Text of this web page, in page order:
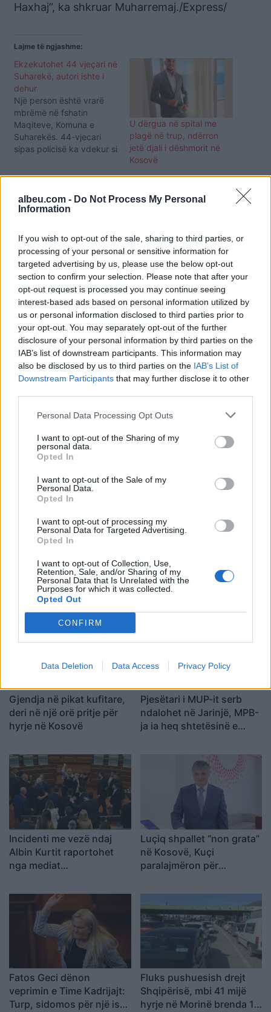
albeu.com - Do Not Process My Personal
Information
If you wish to opt-out of the sale, sharing to third parties, or
processing of your personal or sensitive information for
targeted advertising by us, please use the below opt-out
section to confirm your selection. Please note that after your
opt-out request is processed you may continue seeing
interest-based ads based on personal information utilized by
us or personal information disclosed to third parties prior to
your opt-out. You may separately opt-out of the further
disclosure of your personal information by third parties on the
IAB’s list of downstream participants. This information may
also be disclosed by us to third parties on the IAB’s List of
Downstream Participants that may further disclose it to other
Personal Data Processing Opt Outs
I want to opt-out of the Sharing of my
personal data.
Opted In
I want to opt-out of the Sale of my
Personal Data.
Opted In
I want to opt-out of processing my
Personal Data for Targeted Advertising.
Opted In
I want to opt-out of Collection, Use,
Retention, Sale, and/or Sharing of my
Personal Data that Is Unrelated with the
Purposes for which it was collected.
Opted Out
CONFIRM
Data Deletion Data Access Privacy Policy
Haxhaj”, ka shkruar Muharremaj./Express/
Lajme të ngjashme:
Ekzekutohet 44 vjeçari në
Suharekë, autori ishte i
dehur
Një person është vrarë
mbrëmë në fshatin
Maqiteve, Komuna e
Suharekës. 44-vjecari
sipas policisë ka vdekur si
nga një armë zjarri. Me
orës 21:53 min., policia ka
pranuar një informacion
armë zjarri në fshatin
Maqiteve,…
U dërgua në spital me
plagë në trup, ndërron
jetë djali i dëshmorit në
Kosovë
Po bënte manovra me
armën e babait polic,
vdes 19-vjeçari në
Kosovë
Shtuarmë3.05.2022 09:48
suhareke
, vrasjet ne kosove
Gjendja në pikat kufitare,
deri në një orë pritje për
hyrje në Kosovë
Pjesëtari i MUP-it serb
ndalohet në Jarinjë, MPB-
ja ia heq shtetësinë e
Incidenti me vezë ndaj
Albin Kurtit raportohet
nga mediat
Luçiq shpallet “non grata”
në Kosovë, Kuçi
paralajmëron për
Fatos Geci dënon
veprimin e Time Kadrijajt:
Turp, sidomos për një ish-
Fluks pushuesish drejt
Shqipërisë, mbi 41 mijë
hyrje në Morinë brenda 12